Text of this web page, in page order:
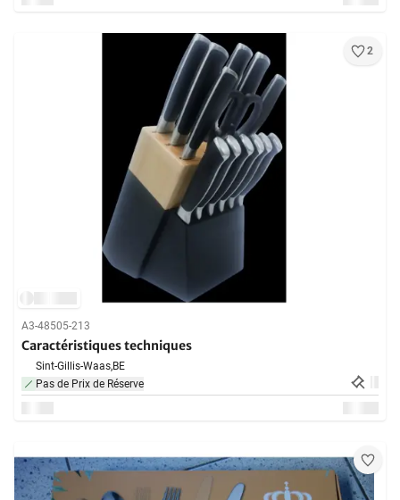
2
A3-48505-213
Caractéristiques techniques
Sint-Gillis-Waas,BE
Pas de Prix de Réserve